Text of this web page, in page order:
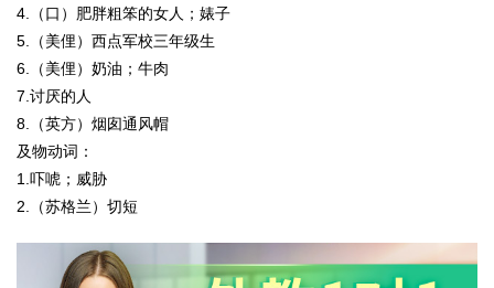
4.（口）肥胖粗笨的女人；婊子
5.（美俚）西点军校三年级生
6.（美俚）奶油；牛肉
7.讨厌的人
8.（英方）烟囱通风帽
及物动词：
1.吓唬；威胁
2.（苏格兰）切短